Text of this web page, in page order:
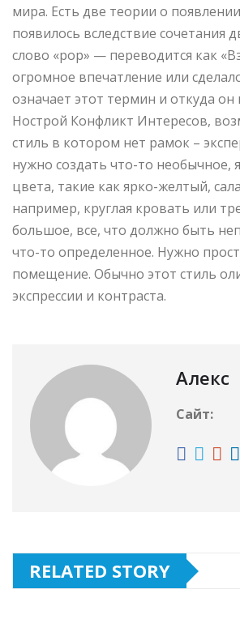
мира. Есть две теории о
появилось вследствие сочетания
слово «pop» — переводится как
огромное впечатление или
означает этот термин и откуда
Нострой Конфликт Интересов,
стиль в котором нет рамок –
нужно создать что-то необычное,
цвета, такие как ярко-желтый,
например, круглая кровать или
большое, все, что должно быть
что-то определенное. Нужно
помещение. Обычно этот стиль
экспрессии и контраста.
Алекс
Сайт:
RELATED STORY